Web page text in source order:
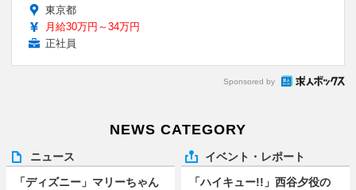
東京都
月給30万円～34万円
正社員
Sponsored by
NEWS CATEGORY
ニュース
「ディズニー」マリーちゃん
イベント・レポート
「ハイキュー!!」西谷夕役の